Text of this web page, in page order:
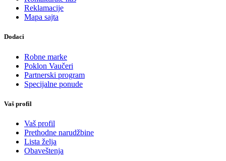
Reklamacije
Mapa sajta
Dodaci
Robne marke
Poklon Vaučeri
Partnerski program
Specijalne ponude
Vaš profil
Vaš profil
Prethodne narudžbine
Lista želja
Obaveštenja